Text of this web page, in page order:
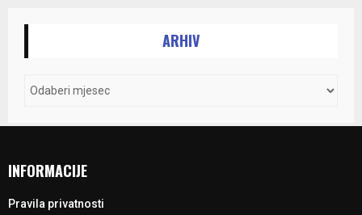
ARHIV
INFORMACIJE
Pravila privatnosti